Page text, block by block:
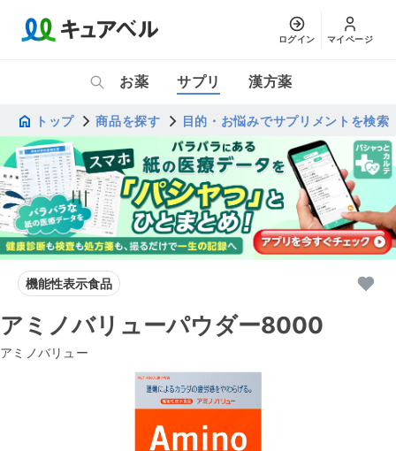
ログイン マイページ
お薬 サプリ 漢方薬
トップ 商品を探す 目的・お悩みでサプリメントを検索
機能性表示食品
アミノバリューパウダー8000
アミノバリュー